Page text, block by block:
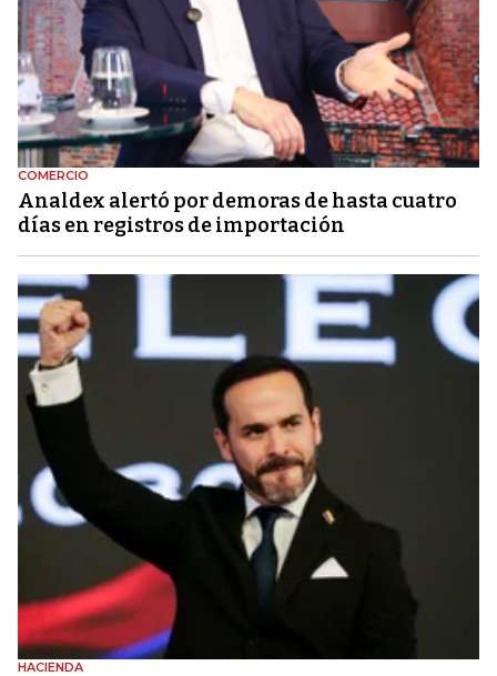
COMERCIO
Analdex alertó por demoras de hasta cuatro
días en registros de importación
HACIENDA